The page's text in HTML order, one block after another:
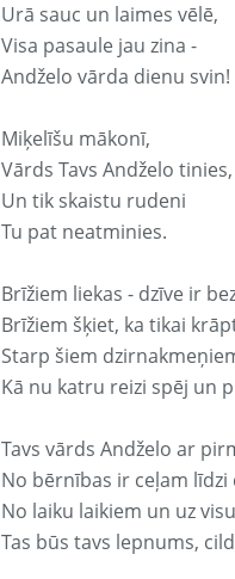
Urā sauc un laimes vēlē,
Visa pasaule jau zina -
Andželo vārda dienu svin!
Miķelīšu mākonī,
Vārds Tavs Andželo tinies,
Un tik skaistu rudeni
Tu pat neatminies.
Brīžiem liekas - dzīve ir
Brīžiem šķiet, ka tikai
Starp šiem
Kā nu katru reizi spēj un
Tavs vārds Andželo ar
No bērnības ir ceļam līdzi
No laiku laikiem un uz
Tas būs tavs lepnums,